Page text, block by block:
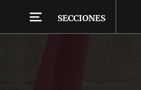
SECCIONES